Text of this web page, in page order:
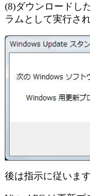
(8)ダウンロードし
ラムとして実行され
後は指示に従います